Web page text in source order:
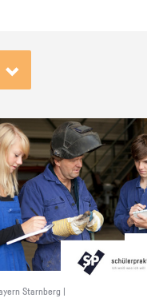
Starnberg |